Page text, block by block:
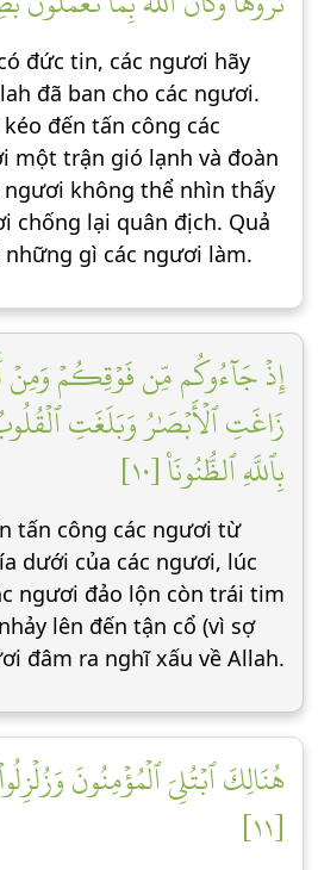
đức tin, các ngươi hãy
đã ban cho các ngươi.
đến tấn công các
một trận gió lạnh và đoàn
không thể nhìn thấy
chống lại quân địch. Quả
gì các ngươi làm.
إِذۡ جَآءُوكُم مِّن فَوۡقِكُمۡ
زَاغَتِ ٱلۡأَبۡصَٰرُ وَبَلَغَتِ
بِٱللَّهِ ٱلظُّنُونَا۠ [١٠]
tấn công các ngươi từ
dưới của các ngươi, lúc
ngươi đảo lộn còn trái tim
lên đến tận cổ (vì sợ
đâm ra nghĩ xấu về Allah.
هُنَالِكَ ٱبۡتُلِيَ ٱلۡمُؤۡمِنُونَ
[١١]